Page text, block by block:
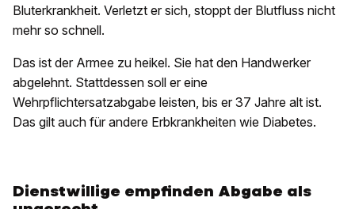
Bluterkrankheit. Verletzt er sich, stoppt der Blutfluss nicht
mehr so schnell.
Das ist der Armee zu heikel. Sie hat den Handwerker
abgelehnt. Stattdessen soll er eine
Wehrpflichtersatzabgabe leisten, bis er 37 Jahre alt ist.
Das gilt auch für andere Erbkrankheiten wie Diabetes.
Dienstwillige empfinden Abgabe als